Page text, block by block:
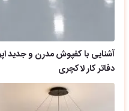
آشنایی با کفپوش مدرن و جدید
دفاتر کار لاکچری